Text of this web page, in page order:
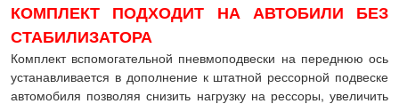
КОМПЛЕКТ ПОДХОДИТ НА АВТОБИЛИ БЕЗ
СТАБИЛИЗАТОРА
Комплект вспомогательной пневмоподвески на переднюю ось
устанавливается в дополнение к штатной рессорной подвеске
автомобиля позволяя снизить нагрузку на рессоры, увеличить